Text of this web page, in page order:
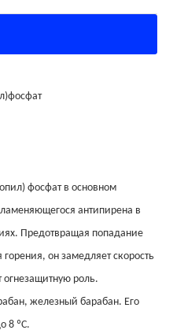
фосфат в основном
антипирена в
Предотвращая попадание
он замедляет скорость
огнезащитную роль.
железный барабан. Его
8 ºС.